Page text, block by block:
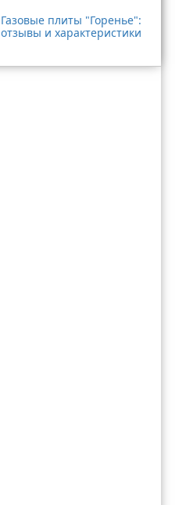
Газовые плиты "Горенье":
отзывы и характеристики